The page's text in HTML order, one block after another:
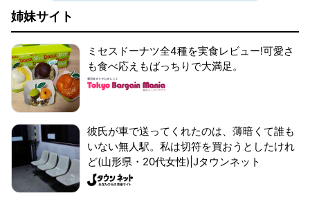
姉妹サイト
ミセスドーナツ全4種を実食レビュー!可愛さ
も食べ応えもばっちりで大満足。
彼氏が車で送ってくれたのは、薄暗くて誰も
いない無人駅。私は切符を買おうとしたけれ
ど(山形県・20代女性)|Jタウンネット